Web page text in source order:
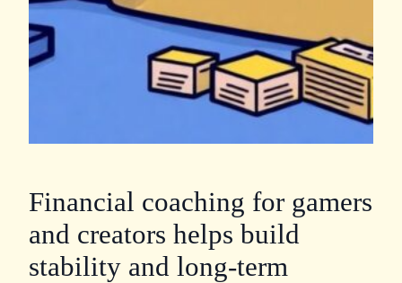
Financial coaching for gamers
and creators helps build
stability and long-term